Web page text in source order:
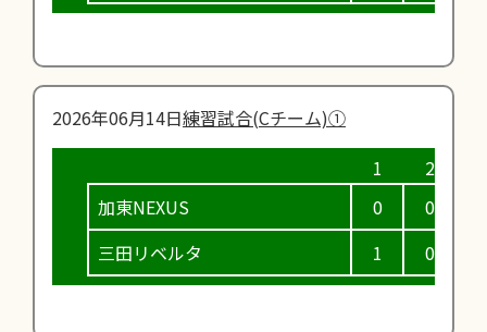
2026年06月14日練習試合(Cチーム)①
加東NEXUS
三田リベルタ
0
1
0
0